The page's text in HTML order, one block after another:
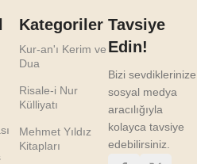
Kategoriler
Kur-an'ı Kerim ve
Dua
Risale-i Nur
Külliyatı
Mehmet Yıldız
Kitapları
Tavsiye
Edin!
Bizi sevdiklerinize
sosyal medya
aracılığıyla
kolayca tavsiye
edebilirsiniz.